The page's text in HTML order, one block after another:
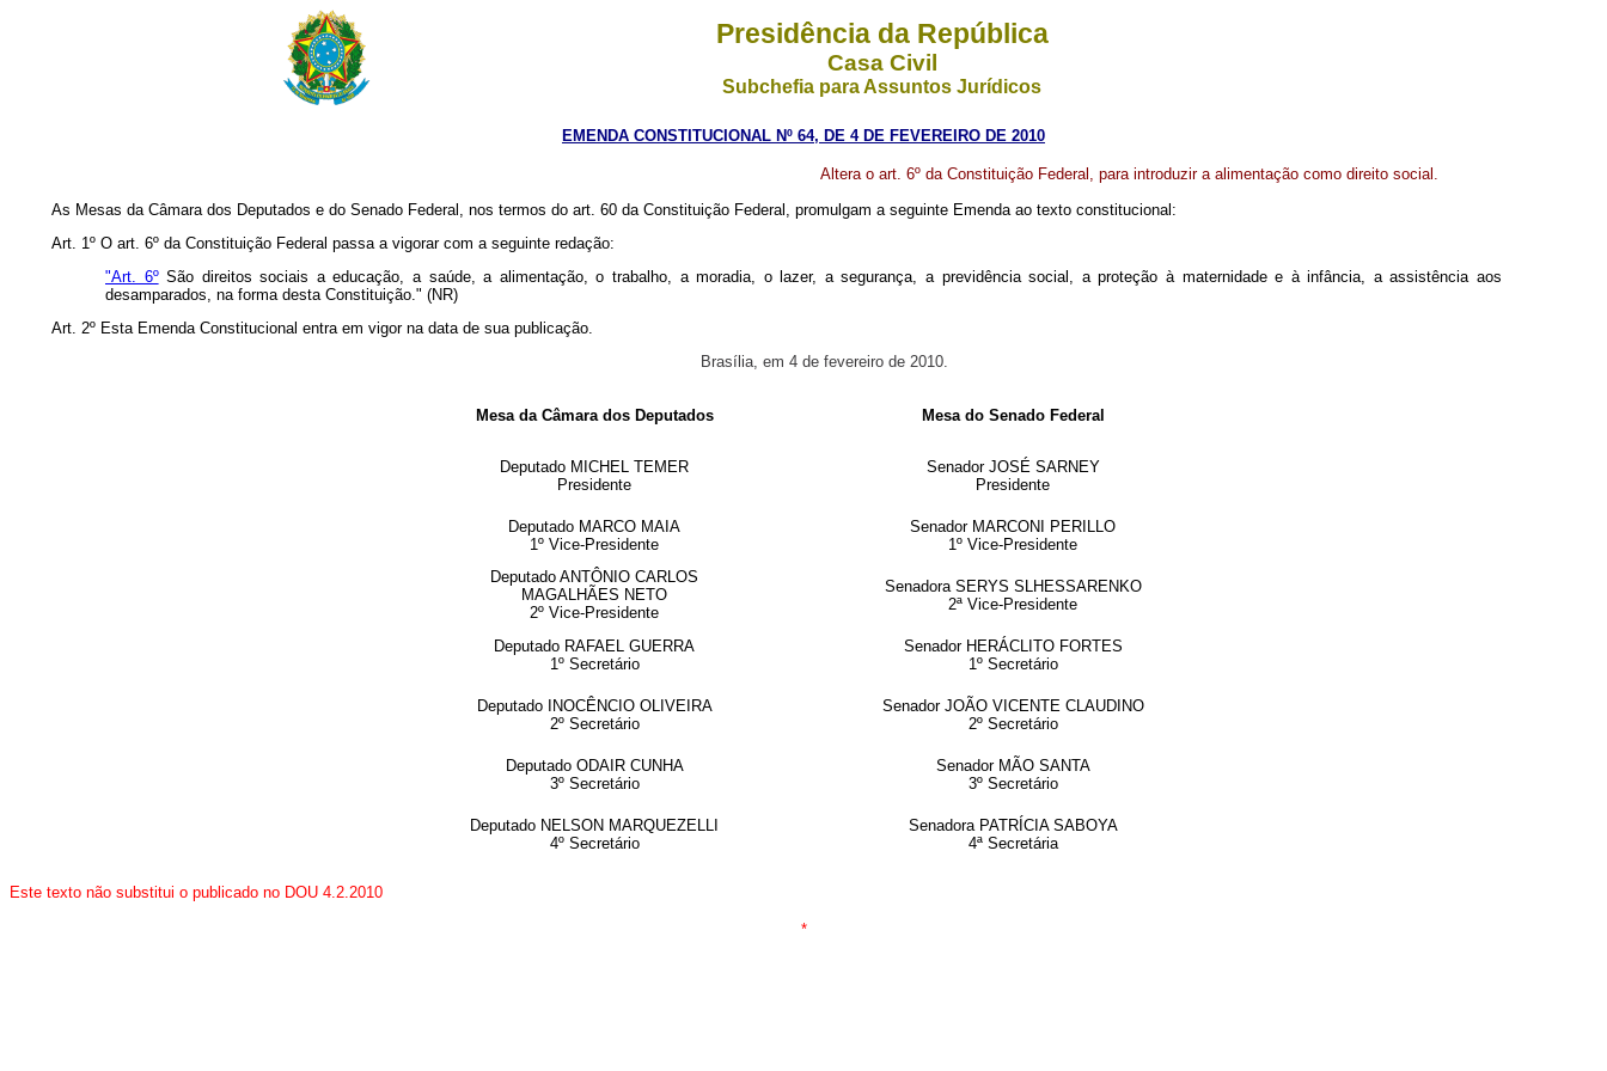
Presidência da República
Casa Civil
Subchefia para Assuntos Jurídicos
EMENDA CONSTITUCIONAL Nº 64, DE 4 DE FEVEREIRO DE 2010
Altera o art. 6º da Constituição Federal, para introduzir a alimentação como direito social.
As Mesas da Câmara dos Deputados e do Senado Federal, nos termos do art. 60 da Constituição Federal, promulgam a seguinte Emenda ao texto constitucional:
Art. 1º O art. 6º da Constituição Federal passa a vigorar com a seguinte redação:
"Art. 6ºSão direitos sociais a educação, a saúde, a alimentação, o trabalho, a moradia, o lazer, a segurança, a previdência social, a proteção à maternidade e à infância, a assistência aos
desamparados, na forma desta Constituição." (NR)
Art. 2º Esta Emenda Constitucional entra em vigor na data de sua publicação.
Brasília, em 4 de fevereiro de 2010.
Mesa da Câmara dos Deputados Mesa do Senado Federal
Deputado MICHEL TEMER
Presidente
Senador JOSÉ SARNEY
Presidente
Deputado MARCO MAIA
1º Vice-Presidente
Senador MARCONI PERILLO
1º Vice-Presidente
Deputado ANTÔNIO CARLOS
MAGALHÃES NETO
2º Vice-Presidente
Senadora SERYS SLHESSARENKO
2ª Vice-Presidente
Deputado RAFAEL GUERRA
1º Secretário
Senador HERÁCLITO FORTES
1º Secretário
Deputado INOCÊNCIO OLIVEIRA
2º Secretário
Senador JOÃO VICENTE CLAUDINO
2º Secretário
Deputado ODAIR CUNHA
3º Secretário
Senador MÃO SANTA
3º Secretário
Deputado NELSON MARQUEZELLI
4º Secretário
Senadora PATRÍCIA SABOYA
4ª Secretária
Este texto não substitui o publicado no DOU 4.2.2010
*